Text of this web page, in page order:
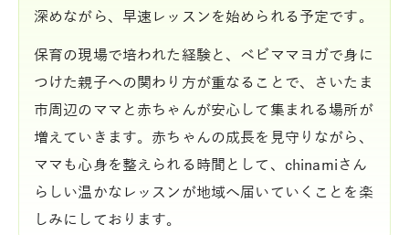
深めながら、早速レッスンを始められる予定です。
保育の現場で培われた経験と、ベビママヨガで身に
つけた親子への関わり方が重なることで、さいたま
市周辺のママと赤ちゃんが安心して集まれる場所が
増えていきます。赤ちゃんの成長を見守りながら、
ママも心身を整えられる時間として、chinamiさん
らしい温かなレッスンが地域へ届いていくことを楽
しみにしております。